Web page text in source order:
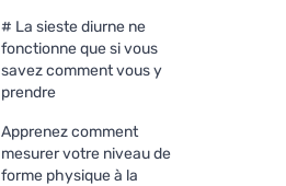
# La sieste diurne ne
fonctionne que si vous
savez comment vous y
prendre
Apprenez comment
mesurer votre niveau de
forme physique à la